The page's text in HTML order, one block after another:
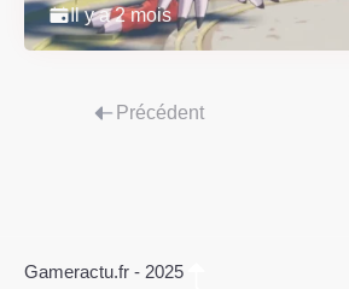
Il y a 2 mois
Précédent
Gameractu.fr - 2025